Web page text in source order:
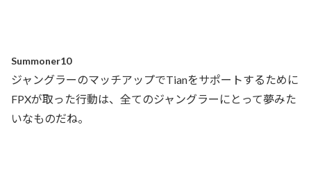
Summoner10
ジャングラーのマッチアップでTianをサポートするために
FPXが取った行動は、全てのジャングラーにとって夢みた
いなものだね。